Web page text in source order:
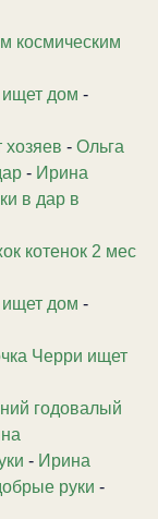
космическим
дом -
- Ольга
- Ирина
в дар в
котенок 2 мес
дом -
Черри ищет
годовалый
- Ирина
руки -